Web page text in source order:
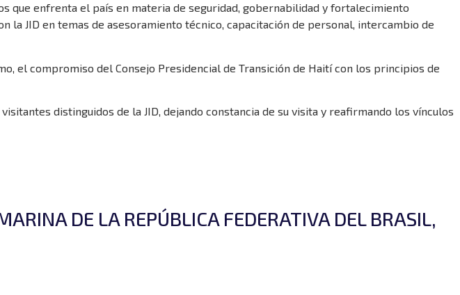
que enfrenta el país en materia de seguridad, gobernabilidad y fortalecimiento
JID en temas de asesoramiento técnico, capacitación de personal, intercambio de
el compromiso del Consejo Presidencial de Transición de Haití con los principios de
distinguidos de la JID, dejando constancia de su visita y reafirmando los vínculos
DE LA REPÚBLICA FEDERATIVA DEL BRASIL,